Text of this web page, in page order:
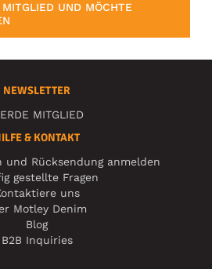
UND MÖCHTE
NEWSLETTER
MITGLIED
& KONTAKT
Rücksendung anmelden
gestellte Fragen
uns
Motley Denim
Blog
B2B Inquiries